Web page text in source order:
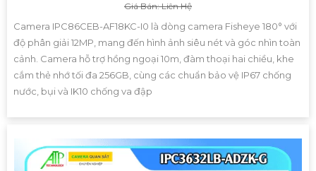
Giá Bán: Liên Hệ
Camera IPC86CEB-AF18KC-I0 là dòng camera Fisheye 180° với
độ phân giải 12MP, mang đến hình ảnh siêu nét và góc nhìn toàn
cảnh. Camera hỗ trợ hồng ngoại 10m, đàm thoại hai chiều, khe
cắm thẻ nhớ tối đa 256GB, cùng các chuẩn bảo vệ IP67 chống
nước, bụi và IK10 chống va đập